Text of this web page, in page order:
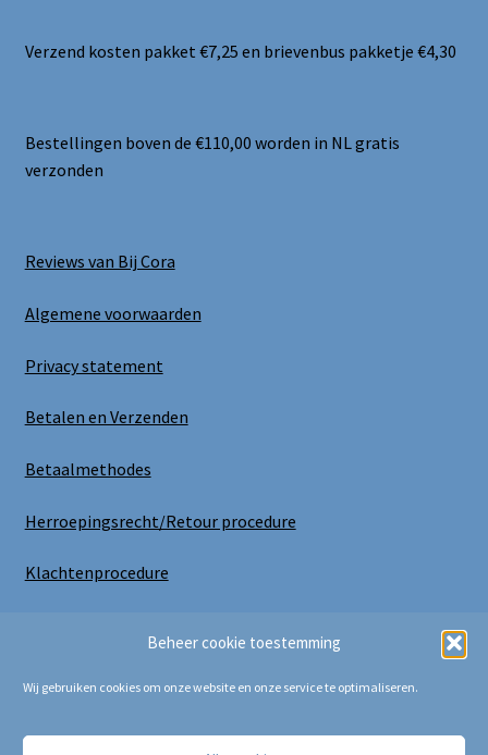
Beheer cookie toestemming
Wij gebruiken cookies om onze website en onze service te optimaliseren.
Verzend kosten pakket €7,25 en brievenbus pakketje €4,30
Bestellingen boven de €110,00 worden in NL gratis
verzonden
Reviews van Bij Cora
Algemene voorwaarden
Privacy statement
Betalen en Verzenden
Betaalmethodes
Herroepingsrecht/Retour procedure
Klachtenprocedure